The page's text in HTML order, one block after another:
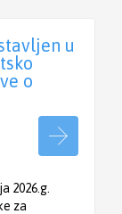
u
o
2026.g.
za